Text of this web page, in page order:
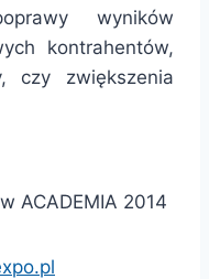
wyników
kontrahentów,
czy zwiększenia
ACADEMIA 2014